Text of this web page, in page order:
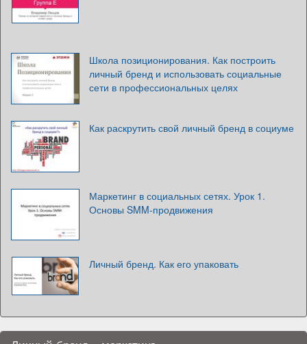
Школа позиционирования. Как построить
личный бренд и использовать социальные
сети в профессиональных целях
Как раскрутить свой личный бренд в социуме
Маркетинг в социальных сетях. Урок 1.
Основы SMM-продвижения
Личный бренд. Как его упаковать